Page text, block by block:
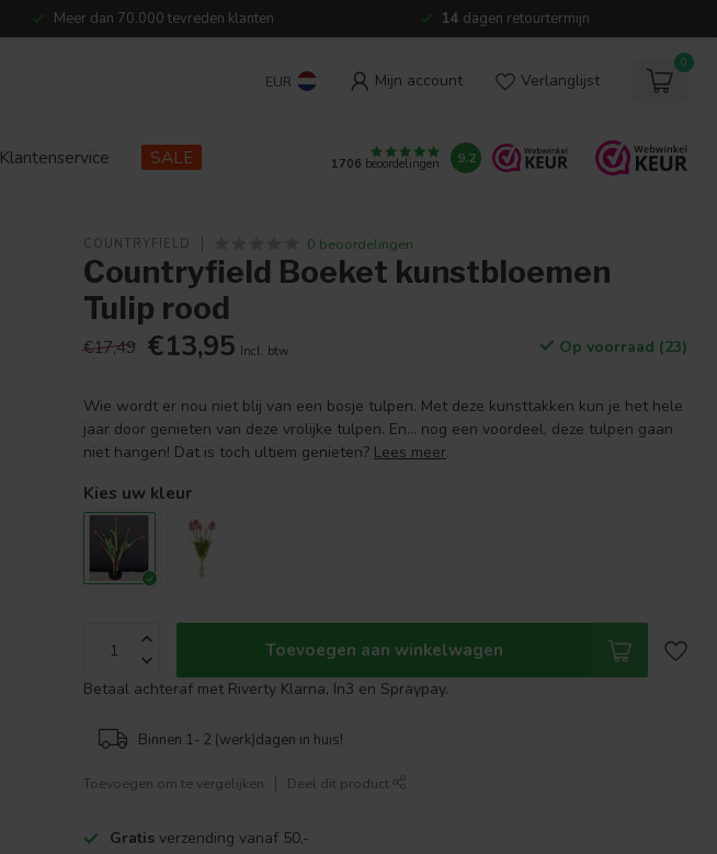
Meer dan 70.000 tevreden klanten 14 dagen retourtermijn
EUR Mijn account Verlanglijst
0
Klantenservice SALE 1706 beoordelingen 9.2
COUNTRYFIELD 0 beoordelingen
Countryfield Boeket kunstbloemen
Tulip rood
€17,49 €13,95 Incl. btw Op voorraad (23)
Wie wordt er nou niet blij van een bosje tulpen. Met deze kunsttakken kun je het hele
jaar door genieten van deze vrolijke tulpen. En... nog een voordeel, deze tulpen gaan
niet hangen! Dat is toch ultiem genieten? Lees meer.
Kies uw kleur
Toevoegen aan winkelwagen
Betaal achteraf met Riverty Klarna, In3 en Spraypay.
Binnen 1- 2 (werk)dagen in huis!
Toevoegen om te vergelijken Deel dit product
Gratis verzending vanaf 50,-